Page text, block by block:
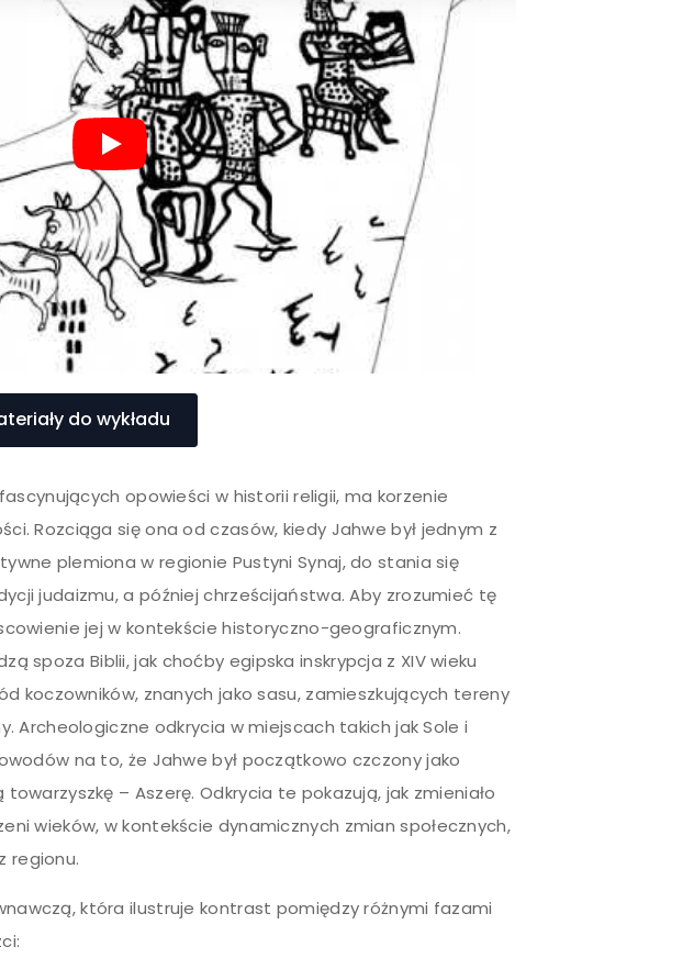
Play
do wykładu
opowieści w historii religii, ma korzenie
Rozciąga się ona od czasów, kiedy Jahwe był jednym z
plemiona w regionie Pustyni Synaj, do stania się
judaizmu, a później chrześcijaństwa. Aby zrozumieć tę
jej w kontekście historyczno-geograficznym.
spoza Biblii, jak choćby egipska inskrypcja z XIV wieku
koczowników, znanych jako sasu, zamieszkujących tereny
Archeologiczne odkrycia w miejscach takich jak Sole i
na to, że Jahwe był początkowo czczony jako
– Aszerę. Odkrycia te pokazują, jak zmieniało
wieków, w kontekście dynamicznych zmian społecznych,
regionu.
która ilustruje kontrast pomiędzy różnymi fazami